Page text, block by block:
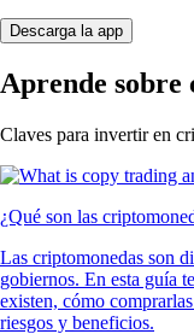
Descarga la app
Aprende sobre
Claves para invertir en
¿Qué son las
Las criptomonedas son
gobiernos. En esta guía
existen, cómo
riesgos y beneficios.